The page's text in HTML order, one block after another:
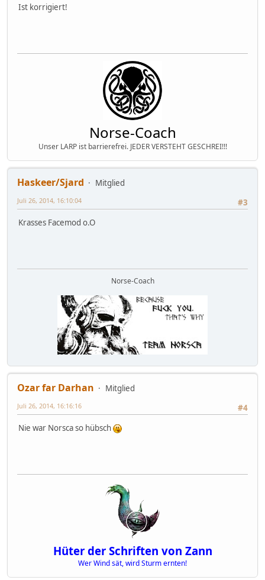
Ist korrigiert!
Norse-Coach
Unser LARP ist barrierefrei. JEDER VERSTEHT GESCHREI!!!
Haskeer/Sjard
Mitglied
#3
Juli 26, 2014, 16:10:04
Krasses Facemod o.O
Norse-Coach
Ozar far Darhan
Mitglied
#4
Juli 26, 2014, 16:16:16
Nie war Norsca so hübsch
Hüter der Schriften von Zann
Wer Wind sät, wird Sturm ernten!